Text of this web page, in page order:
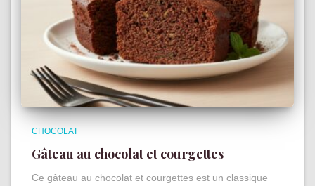
CHOCOLAT
Gâteau au chocolat et courgettes
Ce gâteau au chocolat et courgettes est un classique